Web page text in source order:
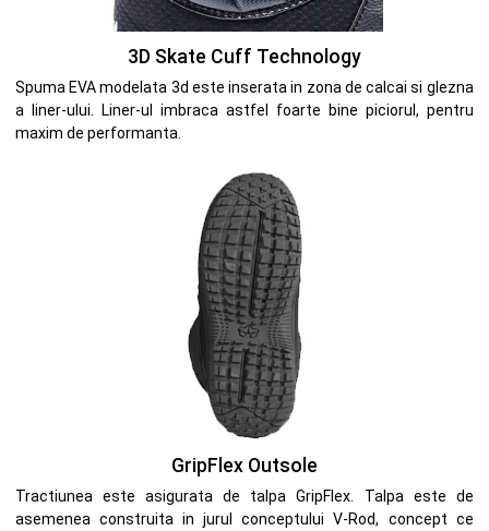
3D Skate Cuff Technology
Spuma EVA modelata 3d este inserata in zona de calcai si glezna
a liner-ului. Liner-ul imbraca astfel foarte bine piciorul, pentru
maxim de performanta.
GripFlex Outsole
Tractiunea este asigurata de talpa GripFlex. Talpa este de
asemenea construita in jurul conceptului V-Rod, concept ce